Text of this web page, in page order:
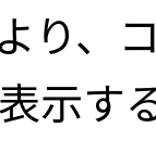
り、
示す